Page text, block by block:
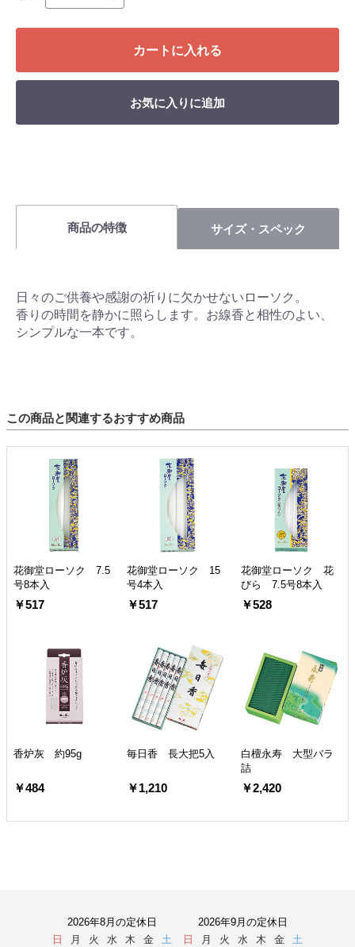
カートに入れる
お気に入りに追加
商品の特徴 サイズ・スペック
日々のご供養や感謝の祈りに欠かせないローソク。
香りの時間を静かに照らします。お線香と相性のよい、
シンプルな一本です。
この商品と関連するおすすめ商品
花御堂ローソク 7.5
号8本入
￥517
花御堂ローソク 15
号4本入
￥517
花御堂ローソク 花
びら 7.5号8本入
￥528
香炉灰 約95g
￥484
毎日香 長大把5入
￥1,210
白檀永寿 大型バラ
詰
￥2,420
2026年8月の定休日
日
月 火 水 木 金
土
2026年9月の定休日
日
月 火 水 木 金
土